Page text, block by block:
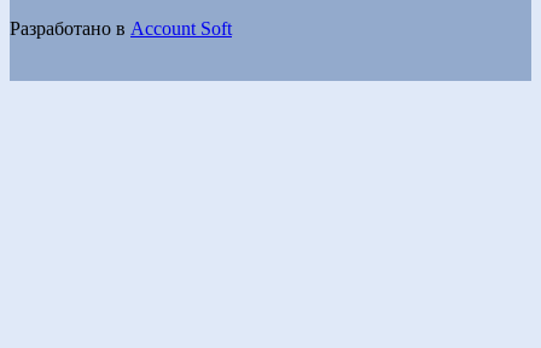
Разработано в Account Soft